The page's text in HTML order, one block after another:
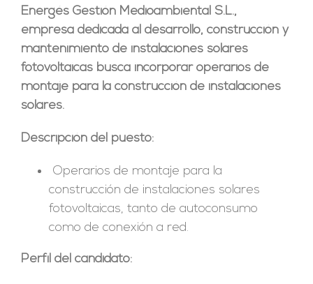
Energés Gestión Medioambiental S.L.,
empresa dedicada al desarrollo, construcción y
mantenimiento de instalaciones solares
fotovoltaicas busca incorporar operarios de
montaje para la construcción de instalaciones
solares.
Descripción del puesto:
Operarios de montaje para la
construcción de instalaciones solares
fotovoltaicas, tanto de autoconsumo
como de conexión a red.
Perfil del candidato: